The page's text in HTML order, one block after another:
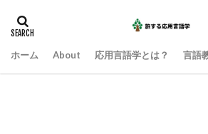
ホーム About 応用言語学とは？ 言語